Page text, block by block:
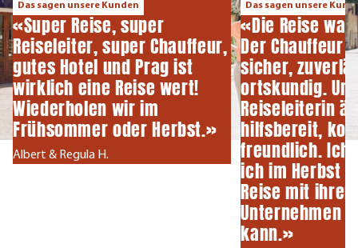
Das sagen unsere Kunden
«Super Reise, super
Reiseleiter, super Chauffeur,
gutes Hotel und Prag ist
wirklich eine Reise wert!
Wiederholen wir im
Frühsommer oder Herbst.»
Albert & Regula H.
Das sagen unsere
«Die Reise
Der Chauffeur
sicher,
ortskundig.
Reiseleiterin
hilfsbereit,
freundlich. Ich
ich im Herbst
Reise mit ihrem
Unternehmen
kann.»